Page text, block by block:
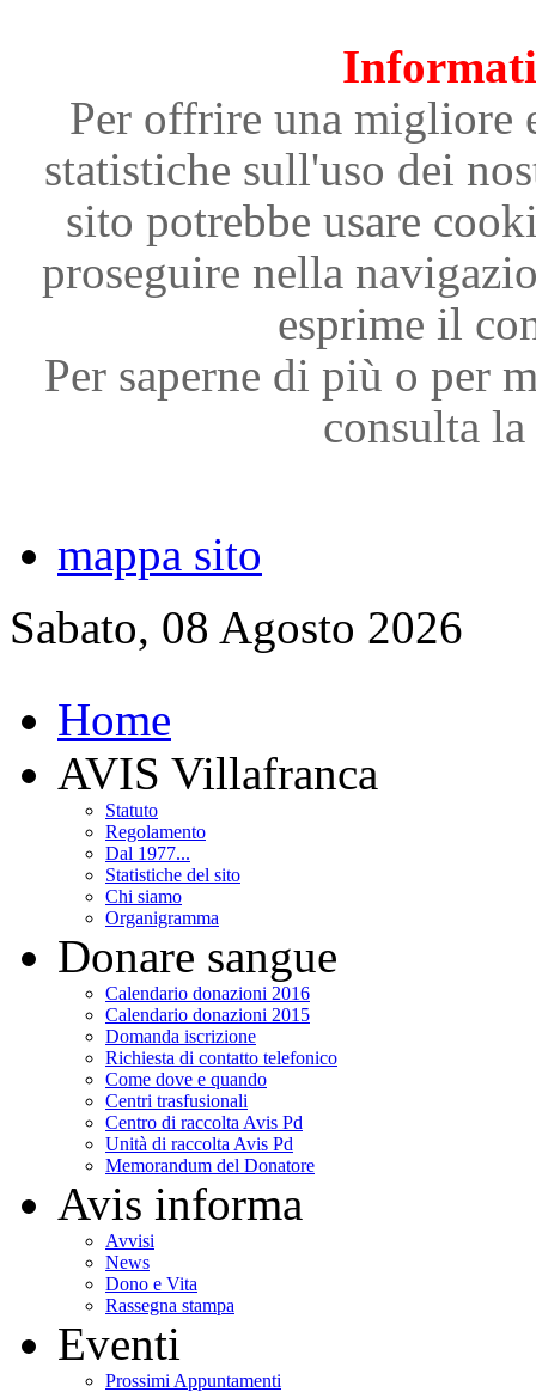
Per offrire una migliore
statistiche sull'uso dei
sito potrebbe usare
proseguire nella
esprime il
Per saperne di più o per
consulta
mappa sito
Sabato, 08 Agosto 2026
Home
AVIS Villafranca
Statuto
Regolamento
Dal 1977...
Statistiche del sito
Chi siamo
Organigramma
Donare sangue
Calendario donazioni 2016
Calendario donazioni 2015
Domanda iscrizione
Richiesta di contatto telefonico
Come dove e quando
Centri trasfusionali
Centro di raccolta Avis Pd
Unità di raccolta Avis Pd
Memorandum del Donatore
Avis informa
Avvisi
News
Dono e Vita
Rassegna stampa
Eventi
Prossimi Appuntamenti